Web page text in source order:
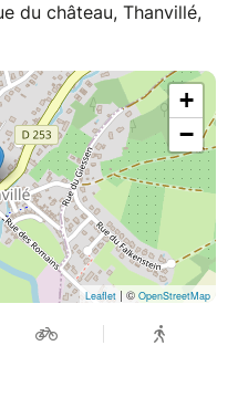
du château, Thanvillé,
+
−
Leaflet | © OpenStreetMap